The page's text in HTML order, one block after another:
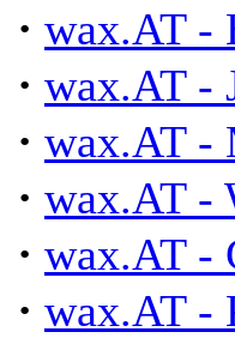
· wax.AT -
· wax.AT -
· wax.AT -
· wax.AT -
· wax.AT -
· wax.AT -